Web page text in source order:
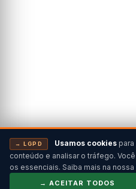
→ LGPD Usamos cookies
conteúdo e analisar o tráfego.
os essenciais. Saiba mais na nossa
→ ACEITAR TODOS